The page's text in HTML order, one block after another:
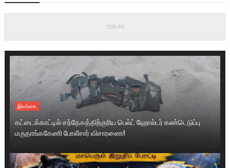
இலங்கை
கட்டைக்காட்டில் சந்தேகத்திற்குரிய பெல்ட் ஹோல்டர் கண்டெடுப்பு
மருதாங்ககேணி போலீசார் விசாரணை!